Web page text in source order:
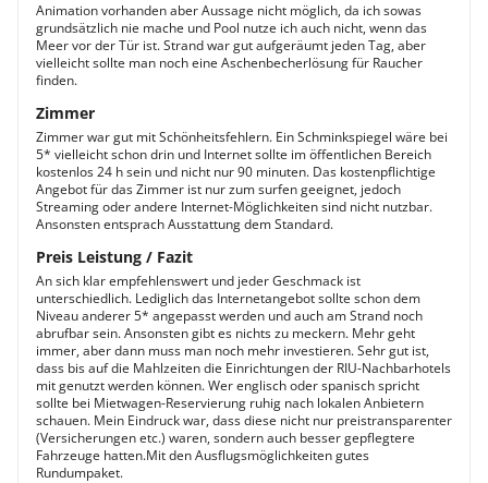
Animation vorhanden aber Aussage nicht möglich, da ich sowas
grundsätzlich nie mache und Pool nutze ich auch nicht, wenn das
Meer vor der Tür ist. Strand war gut aufgeräumt jeden Tag, aber
vielleicht sollte man noch eine Aschenbecherlösung für Raucher
finden.
Zimmer
Zimmer war gut mit Schönheitsfehlern. Ein Schminkspiegel wäre bei
5* vielleicht schon drin und Internet sollte im öffentlichen Bereich
kostenlos 24 h sein und nicht nur 90 minuten. Das kostenpflichtige
Angebot für das Zimmer ist nur zum surfen geeignet, jedoch
Streaming oder andere Internet-Möglichkeiten sind nicht nutzbar.
Ansonsten entsprach Ausstattung dem Standard.
Preis Leistung / Fazit
An sich klar empfehlenswert und jeder Geschmack ist
unterschiedlich. Lediglich das Internetangebot sollte schon dem
Niveau anderer 5* angepasst werden und auch am Strand noch
abrufbar sein. Ansonsten gibt es nichts zu meckern. Mehr geht
immer, aber dann muss man noch mehr investieren. Sehr gut ist,
dass bis auf die Mahlzeiten die Einrichtungen der RIU-Nachbarhotels
mit genutzt werden können. Wer englisch oder spanisch spricht
sollte bei Mietwagen-Reservierung ruhig nach lokalen Anbietern
schauen. Mein Eindruck war, dass diese nicht nur preistransparenter
(Versicherungen etc.) waren, sondern auch besser gepflegtere
Fahrzeuge hatten.Mit den Ausflugsmöglichkeiten gutes
Rundumpaket.